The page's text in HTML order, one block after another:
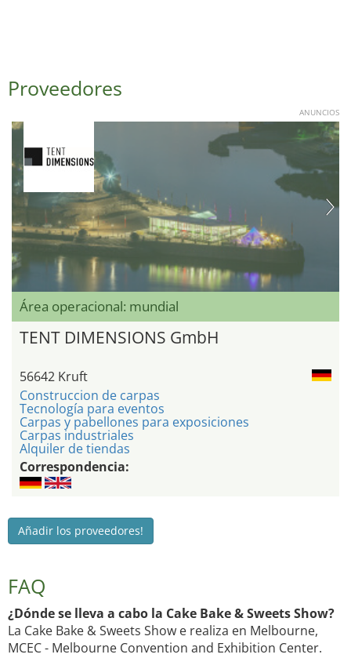
Proveedores
ANUNCIOS
Área operacional: mundial
TENT DIMENSIONS GmbH
56642 Kruft
Construccion de carpas
Tecnología para eventos
Carpas y pabellones para exposiciones
Carpas industriales
Alquiler de tiendas
Correspondencia:
Añadir los proveedores!
FAQ
¿Dónde se lleva a cabo la Cake Bake & Sweets Show?
La Cake Bake & Sweets Show e realiza en Melbourne,
MCEC - Melbourne Convention and Exhibition Center.